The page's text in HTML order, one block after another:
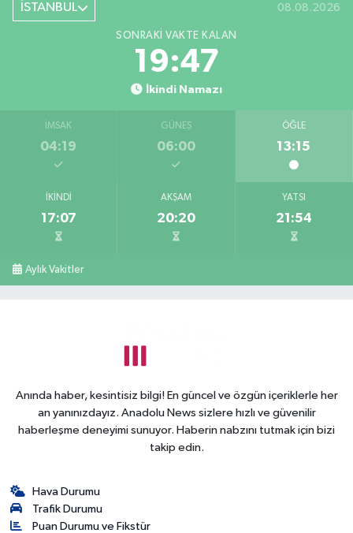
İSTANBUL 08.08.2026
SONRAKI VAKTE KALAN
19:46
İkindi Namazı
İMSAK
04:19
GÜNEŞ
06:00
ÖĞLE
13:15
İKINDI
17:07
AKŞAM
20:20
YATSI
21:54
Aylık Vakitler
Anında haber, kesintisiz bilgi! En güncel ve özgün içeriklerle her
an yanınızdayız. Anadolu News sizlere hızlı ve güvenilir
haberleşme deneyimi sunuyor. Haberin nabzını tutmak için bizi
takip edin.
Hava Durumu
Trafik Durumu
Puan Durumu ve Fikstür